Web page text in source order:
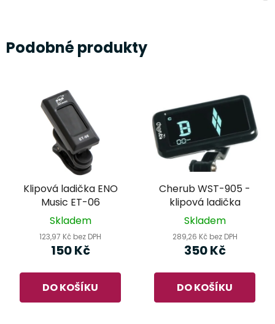
Podobné produkty
Klipová ladička ENO
Music ET-06
Skladem
123,97 Kč bez DPH
150 Kč
DO KOŠÍKU
Cherub WST-905 -
klipová ladička
Skladem
289,26 Kč bez DPH
350 Kč
DO KOŠÍKU